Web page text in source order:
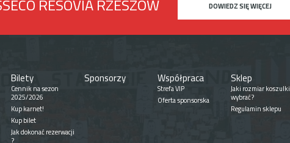
DOWIEDZ SIĘ WIĘCEJ
Bilety
Cennik na sezon
2025/2026
Kup karnet!
Kup bilet
Jak dokonać rezerwacji
?
Sponsorzy Współpraca
Strefa VIP
Oferta sponsorska
Sklep
Jaki rozmiar koszulki
wybrać?
Regulamin sklepu